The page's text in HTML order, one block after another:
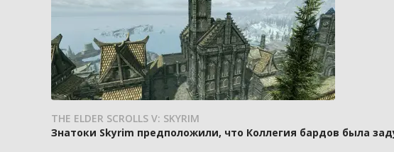
THE ELDER SCROLLS V: SKYRIM
Знатоки Skyrim предположили, что Коллегия бардов была